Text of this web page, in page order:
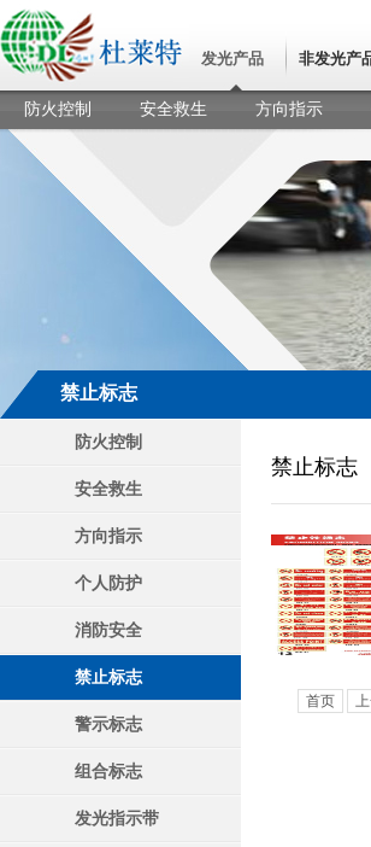
发光产品 非发光产
防火控制 安全救生 方向指示
禁止标志
防火控制
安全救生
方向指示
个人防护
消防安全
禁止标志
警示标志
组合标志
发光指示带
禁止标志
首页